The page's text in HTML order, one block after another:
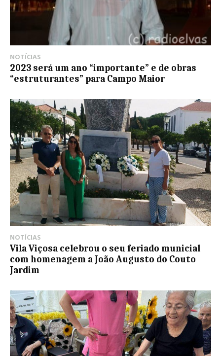
NOTÍCIAS
2023 será um ano “importante” e de obras
“estruturantes” para Campo Maior
NOTÍCIAS
Vila Viçosa celebrou o seu feriado municial
com homenagem a João Augusto do Couto
Jardim